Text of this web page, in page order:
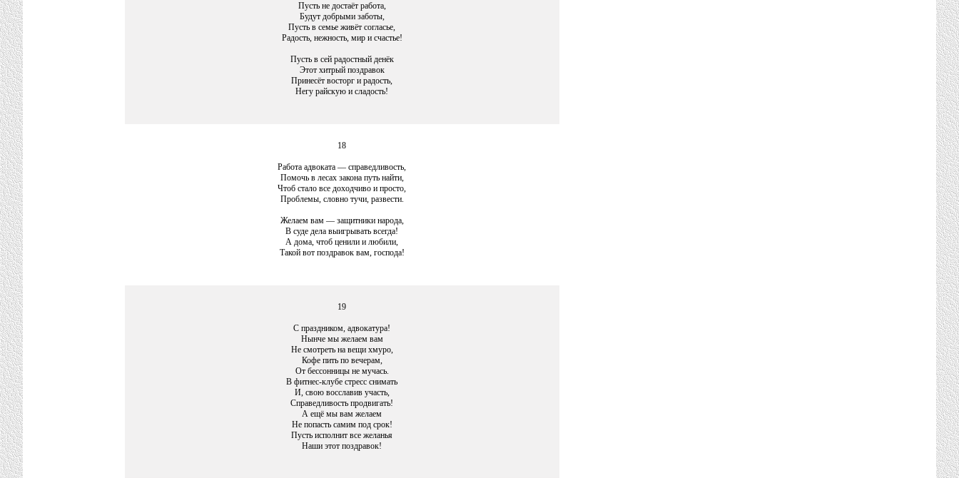
Пусть не достаёт работа,
Будут добрыми заботы,
Пусть в семье живёт согласье,
Радость, нежность, мир и счастье!
Пусть в сей радостный денёк
Этот хитрый поздравок
Принесёт восторг и радость,
Негу райскую и сладость!
18
Работа адвоката — справедливость,
Помочь в лесах закона путь найти,
Чтоб стало все доходчиво и просто,
Проблемы, словно тучи, развести.
Желаем вам — защитники народа,
В суде дела выигрывать всегда!
А дома, чтоб ценили и любили,
Такой вот поздравок вам, господа!
19
С праздником, адвокатура!
Нынче мы желаем вам
Не смотреть на вещи хмуро,
Кофе пить по вечерам,
От бессонницы не мучась.
В фитнес-клубе стресс снимать
И, свою восславив участь,
Справедливость продвигать!
А ещё мы вам желаем
Не попасть самим под срок!
Пусть исполнит все желанья
Наши этот поздравок!